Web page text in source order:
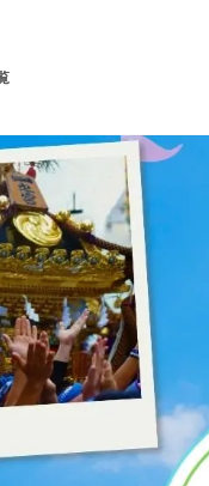
神奈川、千葉、埼玉